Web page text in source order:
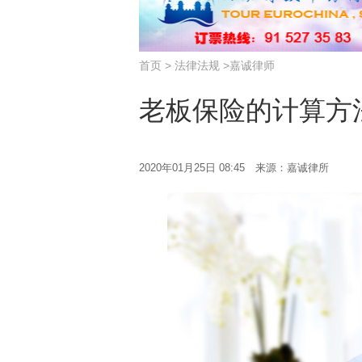
首页 > 法律法规 >嘉诚律师
老板保险的计算方
2020年01月25日 08:45 来源：嘉诚律所